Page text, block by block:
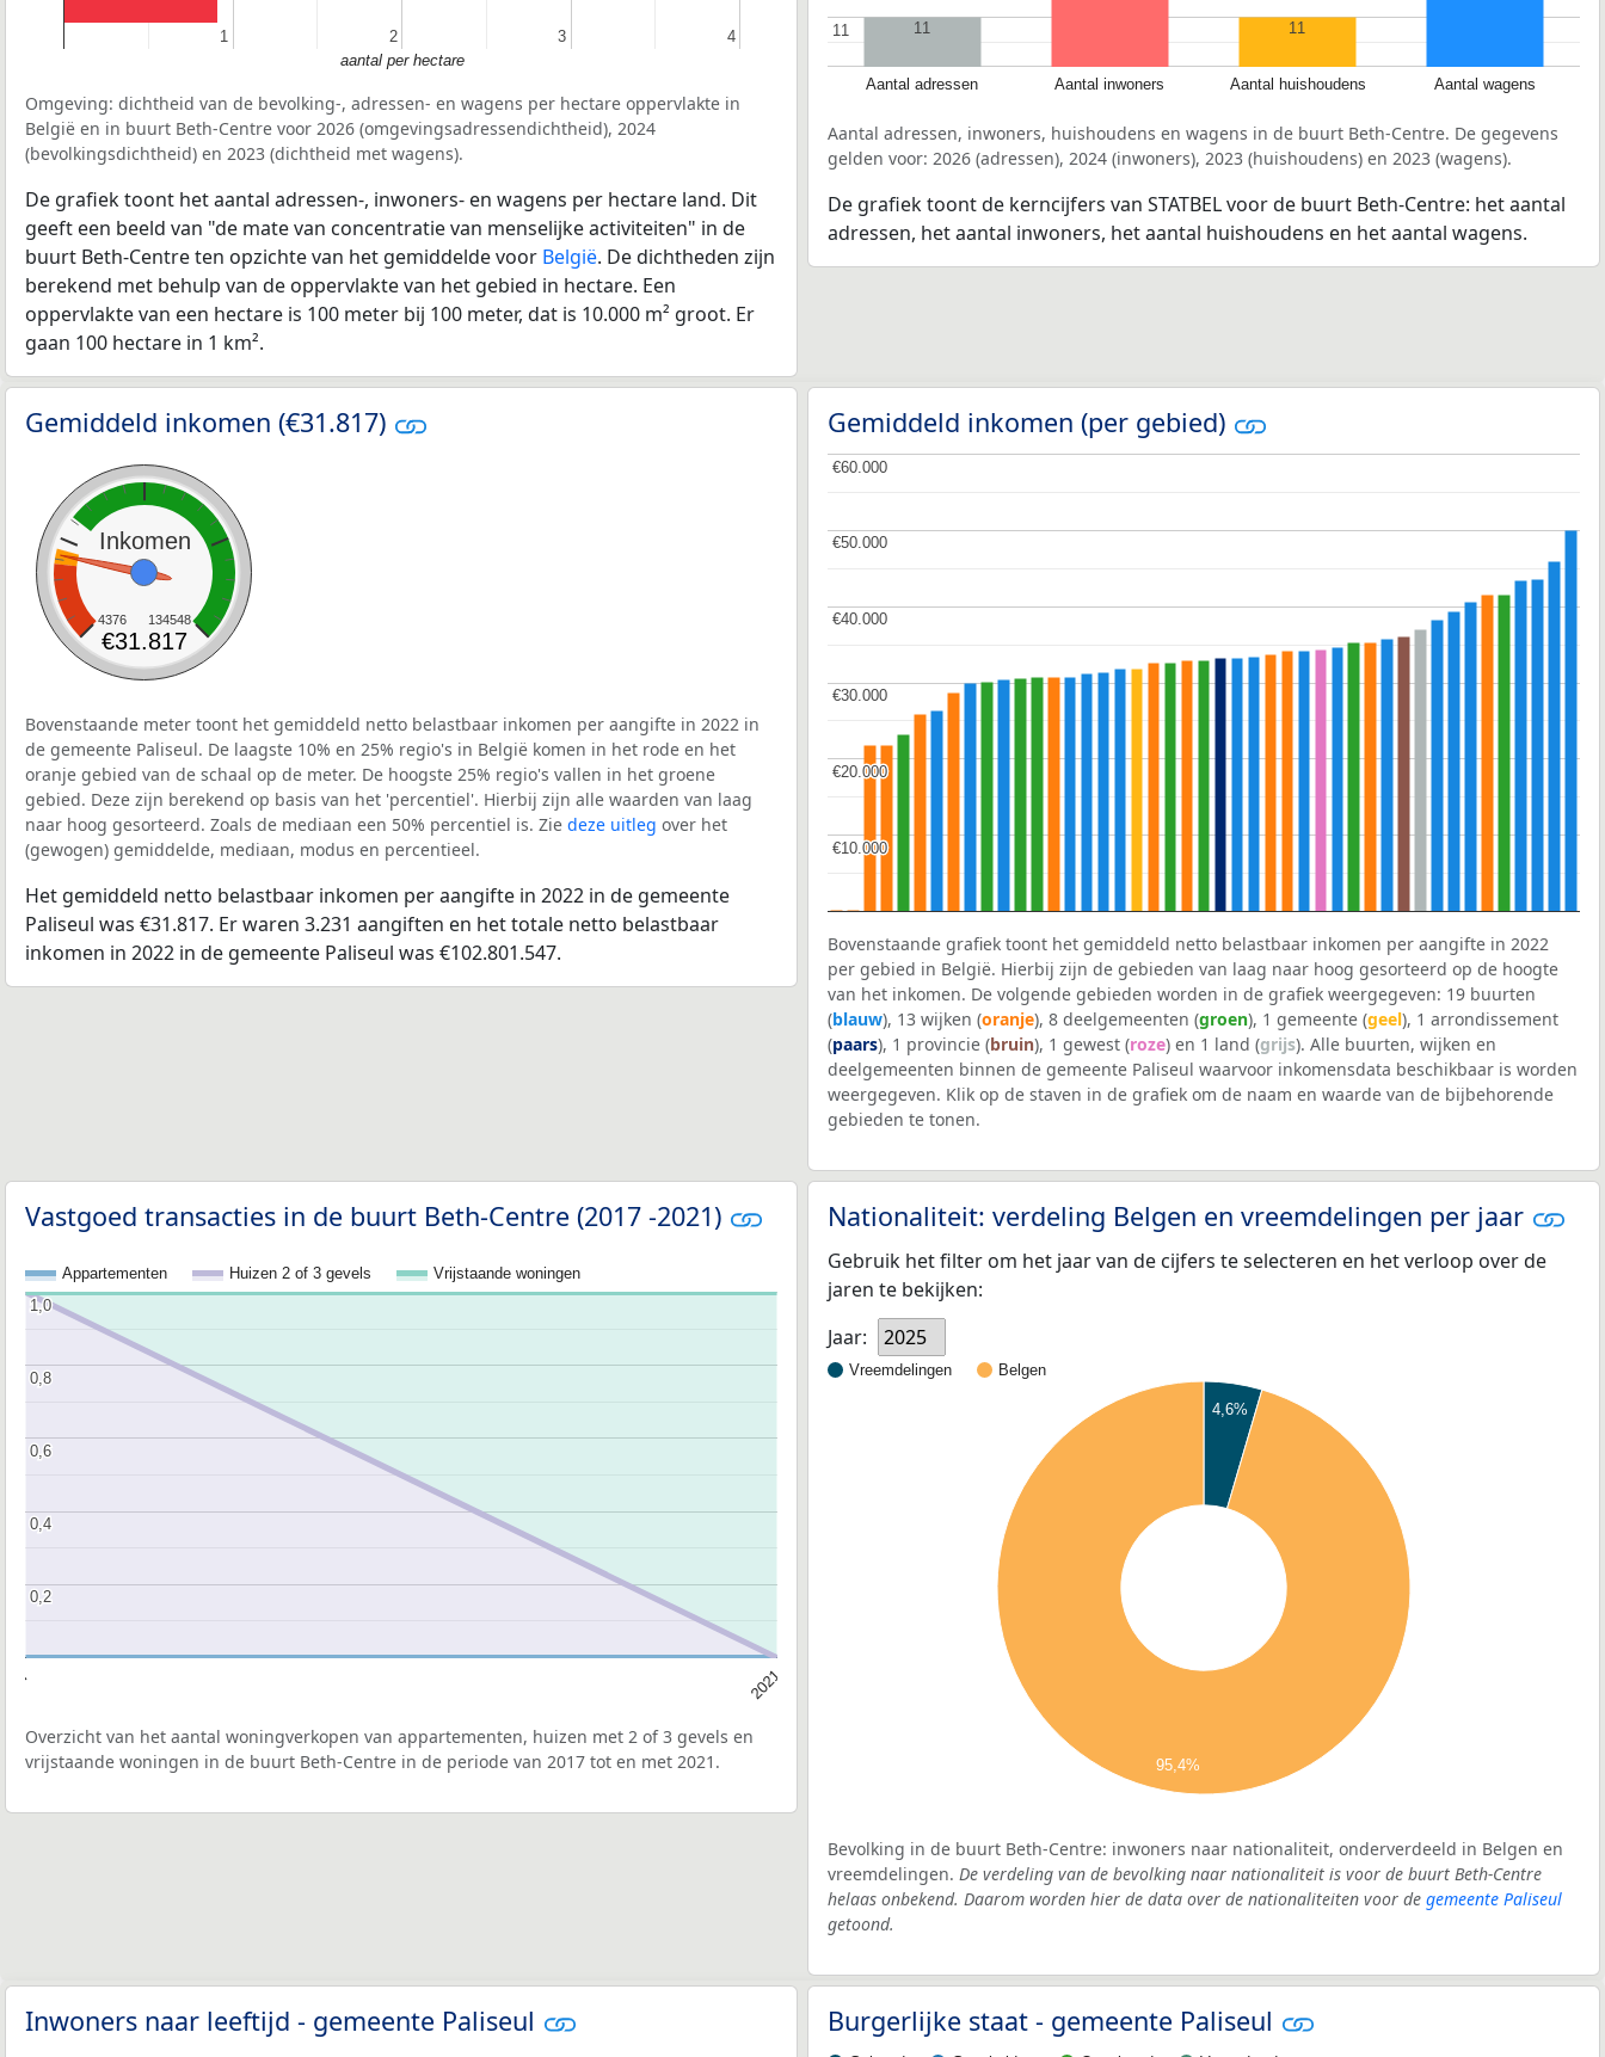
1
1 2
2 3
3 4
4
aantal per hectare
Omgeving: dichtheid van de bevolking-, adressen- en wagens per hectare oppervlakte in
België en in buurt Beth-Centre voor 2026 (omgevingsadressendichtheid), 2024
(bevolkingsdichtheid) en 2023 (dichtheid met wagens).
De grafiek toont het aantal adressen-, inwoners- en wagens per hectare land. Dit
geeft een beeld van "de mate van concentratie van menselijke activiteiten" in de
buurt Beth-Centre ten opzichte van het gemiddelde voor België. De dichtheden zijn
berekend met behulp van de oppervlakte van het gebied in hectare. Een
oppervlakte van een hectare is 100 meter bij 100 meter, dat is 10.000 m² groot. Er
gaan 100 hectare in 1 km².
Aantal adressen Aantal inwoners Aantal huishoudens Aantal wagens
11
11 11 11
Aantal adressen, inwoners, huishoudens en wagens in de buurt Beth-Centre. De gegevens
gelden voor: 2026 (adressen), 2024 (inwoners), 2023 (huishoudens) en 2023 (wagens).
De grafiek toont de kerncijfers van STATBEL voor de buurt Beth-Centre: het aantal
adressen, het aantal inwoners, het aantal huishoudens en het aantal wagens.
Gemiddeld inkomen (€31.817)
Inkomen
4376 134548
€31.817
Bovenstaande meter toont het gemiddeld netto belastbaar inkomen per aangifte in 2022 in
de gemeente Paliseul. De laagste 10% en 25% regio's in België komen in het rode en het
oranje gebied van de schaal op de meter. De hoogste 25% regio's vallen in het groene
gebied. Deze zijn berekend op basis van het 'percentiel'. Hierbij zijn alle waarden van laag
naar hoog gesorteerd. Zoals de mediaan een 50% percentiel is. Zie deze uitleg over het
(gewogen) gemiddelde, mediaan, modus en percentieel.
Het gemiddeld netto belastbaar inkomen per aangifte in 2022 in de gemeente
Paliseul was €31.817. Er waren 3.231 aangiften en het totale netto belastbaar
inkomen in 2022 in de gemeente Paliseul was €102.801.547.
Gemiddeld inkomen (per gebied)
€10.000
€10.000
€20.000
€20.000
€30.000
€30.000
€40.000
€40.000
€50.000
€50.000
€60.000
€60.000
Bovenstaande grafiek toont het gemiddeld netto belastbaar inkomen per aangifte in 2022
per gebied in België. Hierbij zijn de gebieden van laag naar hoog gesorteerd op de hoogte
van het inkomen. De volgende gebieden worden in de grafiek weergegeven: 19 buurten
(blauw), 13 wijken (oranje), 8 deelgemeenten (groen), 1 gemeente (geel), 1 arrondissement
(paars), 1 provincie (bruin), 1 gewest (roze) en 1 land (grijs). Alle buurten, wijken en
deelgemeenten binnen de gemeente Paliseul waarvoor inkomensdata beschikbaar is worden
weergegeven. Klik op de staven in de grafiek om de naam en waarde van de bijbehorende
gebieden te tonen.
Vastgoed transacties in de buurt Beth-Centre (2017 -2021)
Appartementen Huizen 2 of 3 gevels Vrijstaande woningen
2021
0,2
0,2
0,4
0,4
0,6
0,6
0,8
0,8
1,0
1,0
Overzicht van het aantal woningverkopen van appartementen, huizen met 2 of 3 gevels en
vrijstaande woningen in de buurt Beth-Centre in de periode van 2017 tot en met 2021.
Nationaliteit: verdeling Belgen en vreemdelingen per jaar
Gebruik het filter om het jaar van de cijfers te selecteren en het verloop over de
jaren te bekijken:
Jaar:
2025
Vreemdelingen Belgen
4,6%
95,4%
Bevolking in de buurt Beth-Centre: inwoners naar nationaliteit, onderverdeeld in Belgen en
vreemdelingen. De verdeling van de bevolking naar nationaliteit is voor de buurt Beth-Centre
helaas onbekend. Daarom worden hier de data over de nationaliteiten voor de gemeente Paliseul
getoond.
Inwoners naar leeftijd - gemeente Paliseul Burgerlijke staat - gemeente Paliseul